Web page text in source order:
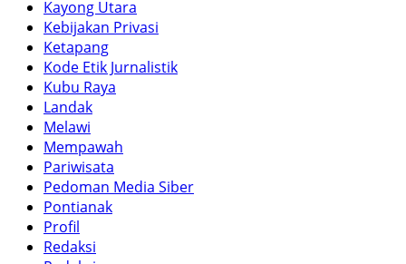
Kayong Utara
Kebijakan Privasi
Ketapang
Kode Etik Jurnalistik
Kubu Raya
Landak
Melawi
Mempawah
Pariwisata
Pedoman Media Siber
Pontianak
Profil
Redaksi